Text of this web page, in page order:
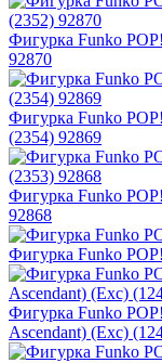
Фигурка Funko
92870
Фигурка Funko
(2354) 92869
Фигурка Funko
92868
Фигурка Funko
Фигурка Funko
Ascendant) (Exc)